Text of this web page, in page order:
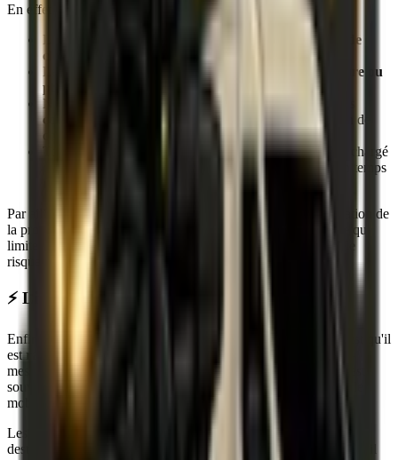
En effet :
Le transport se fait en
direct, sans détour ni rupture de
charge
Le chargement est remis en main propre contre
signature ou
photo de la preuve de dépôt.
Nos
sont tous des
professionnels, excellents
conducteurs
et formés au transport et à la manipulation de
chargements sensibles.
géolocalisés, si bien que votre chargé
de compte qui supervise la course sait exactement et en temps
réel où se trouve votre chauffeur.
Par ailleurs, pour les chargements vraiment précieux à destination de
la province, nous pouvons organiser un
, ce qui
limite le nombre de pauses en cours de route et, donc, réduit le
risque d'incident.
⚡ Livraison rapide avec un coursier privé
Enfin, un autre avantage de notre service de coursier privé, c'est qu'il
estrapide
! Votre chargé de compte vous envoie un devis sur-
mesure dans l'heure qui suit la réception de votre demande (c'est
souvent plus rapide, d'ailleurs). Quant à notre chauffeur, nous le
mobilisons dès que vous nous faites parvenir votre feu vert.
Les délais de livraison dépendent, quant à eux, de l'adresse de
destination et du degré d'urgence du transport. En Île-de-France, il